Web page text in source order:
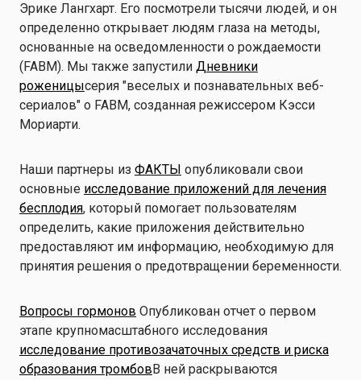
Эрике Лангхарт. Его посмотрели тысячи людей, и он
определенно открывает людям глаза на методы,
основанные на осведомленности о рождаемости
(FABM). Мы также запустили Дневники
роженицысерия "веселых и познавательных веб-
сериалов" о FABM, созданная режиссером Кэсси
Мориарти.
Наши партнеры из ФАКТЫ опубликовали свои
основные исследование приложений для лечения
бесплодия, который помогает пользователям
определить, какие приложения действительно
предоставляют им информацию, необходимую для
принятия решения о предотвращении беременности.
Вопросы гормонов Опубликован отчет о первом
этапе крупномасштабного исследования
исследование противозачаточных средств и риска
образования тромбовВ ней раскрываются